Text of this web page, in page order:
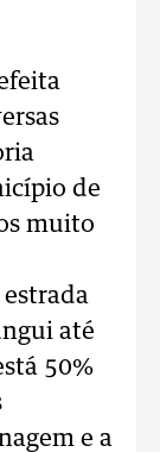
de
muito
até
50%
e a